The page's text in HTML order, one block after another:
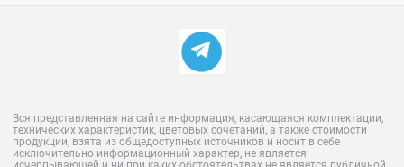
Вся представленная на сайте информация, касающаяся комплектации,
технических характеристик, цветовых сочетаний, а также стоимости
продукции, взята из общедоступных источников и носит в себе
исключительно информационный характер, не является